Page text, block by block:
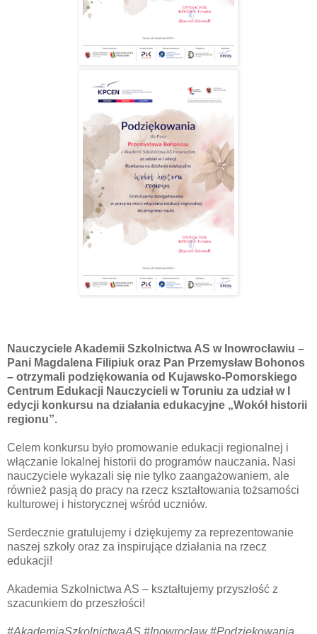
Nauczyciele Akademii Szkolnictwa AS w Inowrocławiu –
Pani Magdalena Filipiuk oraz Pan Przemysław Bohonos
– otrzymali podziękowania od Kujawsko-Pomorskiego
Centrum Edukacji Nauczycieli w Toruniu za udział w I
edycji konkursu na działania edukacyjne „Wokół historii
regionu”.
Celem konkursu było promowanie edukacji regionalnej i
włączanie lokalnej historii do programów nauczania. Nasi
nauczyciele wykazali się nie tylko zaangażowaniem, ale
również pasją do pracy na rzecz kształtowania tożsamości
kulturowej i historycznej wśród uczniów.
Serdecznie gratulujemy i dziękujemy za reprezentowanie
naszej szkoły oraz za inspirujące działania na rzecz
edukacji!
Akademia Szkolnictwa AS – kształtujemy przyszłość z
szacunkiem do przeszłości!
#AkademiaSzkolnictwaAS #Inowrocław #Podziękowania